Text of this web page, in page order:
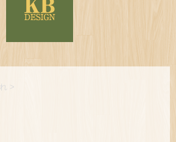
>